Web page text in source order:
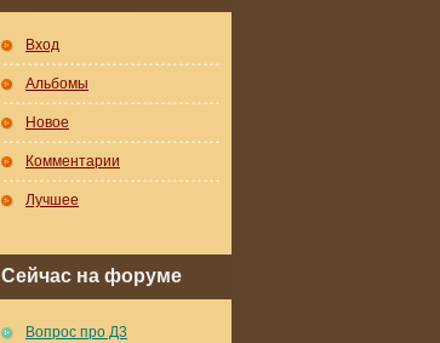
Вход
Альбомы
Новое
Комментарии
Лучшее
Сейчас на форуме
Вопрос про Д3